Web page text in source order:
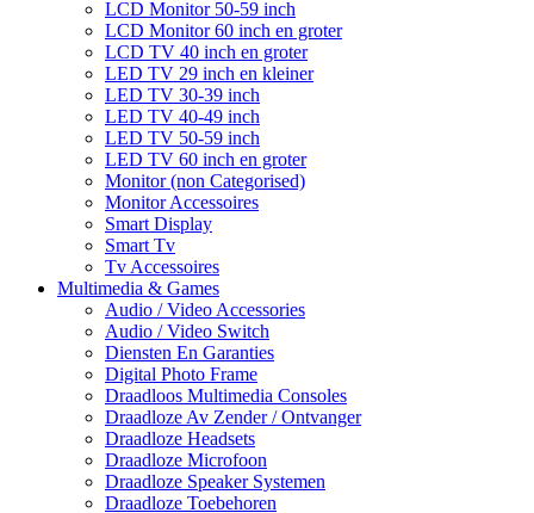
LCD Monitor 50-59 inch
LCD Monitor 60 inch en groter
LCD TV 40 inch en groter
LED TV 29 inch en kleiner
LED TV 30-39 inch
LED TV 40-49 inch
LED TV 50-59 inch
LED TV 60 inch en groter
Monitor (non Categorised)
Monitor Accessoires
Smart Display
Smart Tv
Tv Accessoires
Multimedia & Games
Audio / Video Accessories
Audio / Video Switch
Diensten En Garanties
Digital Photo Frame
Draadloos Multimedia Consoles
Draadloze Av Zender / Ontvanger
Draadloze Headsets
Draadloze Microfoon
Draadloze Speaker Systemen
Draadloze Toebehoren